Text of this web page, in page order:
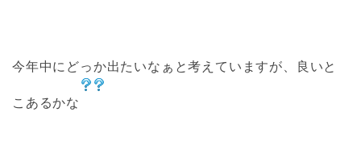
今年中にどっか出たいなぁと考えていますが、良いと
こあるかな